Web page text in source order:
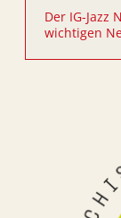
Der IG-Jazz
wichtigen